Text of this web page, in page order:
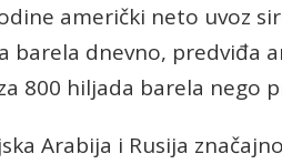
američki neto uvoz
barela dnevno, predviđa
800 hiljada barela nego
Arabija i Rusija